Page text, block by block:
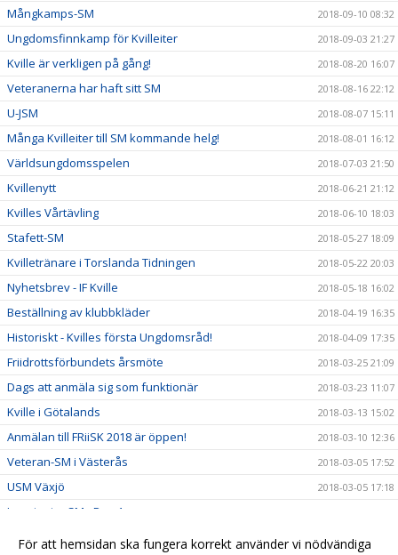
Mångkamps-SM 2018-09-10 08:32
Ungdomsfinnkamp för Kvilleiter 2018-09-03 21:27
Kville är verkligen på gång! 2018-08-20 16:07
Veteranerna har haft sitt SM 2018-08-16 22:12
U-JSM 2018-08-07 15:11
Många Kvilleiter till SM kommande helg! 2018-08-01 16:12
Världsungdomsspelen 2018-07-03 21:50
Kvillenytt 2018-06-21 21:12
Kvilles Vårtävling 2018-06-10 18:03
Stafett-SM 2018-05-27 18:09
Kvilletränare i Torslanda Tidningen 2018-05-22 20:03
Nyhetsbrev - IF Kville 2018-05-18 16:02
Beställning av klubbkläder 2018-04-19 16:35
Historiskt - Kvilles första Ungdomsråd! 2018-04-09 17:35
Friidrottsförbundets årsmöte 2018-03-25 21:09
Dags att anmäla sig som funktionär 2018-03-23 11:07
Kville i Götalands 2018-03-13 15:02
Anmälan till FRiiSK 2018 är öppen! 2018-03-10 12:36
Veteran-SM i Västerås 2018-03-05 17:52
USM Växjö 2018-03-05 17:18
Inne junior SM - Dag 1
Kallelse till Årsmöte 2018-02-13 21:00
För att hemsidan ska fungera korrekt använder vi nödvändiga